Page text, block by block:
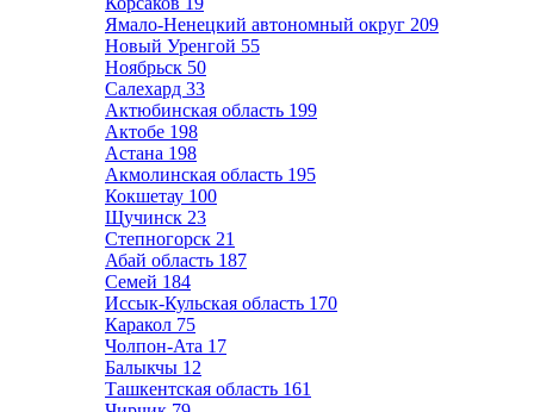
Ямало-Ненецкий автономный округ 209
Новый Уренгой 55
Ноябрьск 50
Салехард 33
Актюбинская область 199
Актобе 198
Астана 198
Акмолинская область 195
Кокшетау 100
Щучинск 23
Степногорск 21
Абай область 187
Семей 184
Иссык-Кульская область 170
Каракол 75
Чолпон-Ата 17
Балыкчы 12
Ташкентская область 161